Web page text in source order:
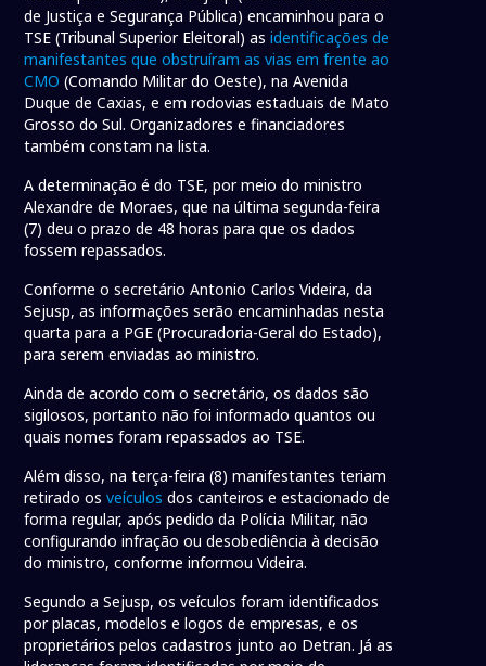
de Justiça e Segurança Pública) encaminhou para o
TSE (Tribunal Superior Eleitoral) asidentificações de
manifestantes que obstruíram as vias em frente ao
CMO (Comando Militar do Oeste), na Avenida
Duque de Caxias, e em rodovias estaduais de Mato
Grosso do Sul. Organizadores e financiadores
também constam na lista.
A determinação é do TSE, por meio do ministro
Alexandre de Moraes, que na última segunda-feira
(7) deu o prazo de 48 horas para que os dados
fossem repassados.
Conforme o secretário Antonio Carlos Videira, da
Sejusp, as informações serão encaminhadas nesta
quarta para a PGE (Procuradoria-Geral do Estado),
para serem enviadas ao ministro.
Ainda de acordo com o secretário, os dados são
sigilosos, portanto não foi informado quantos ou
quais nomes foram repassados ao TSE.
Além disso, na terça-feira (8) manifestantes teriam
retirado osveículos dos canteiros e estacionado de
forma regular, após pedido da Polícia Militar, não
configurando infração ou desobediência à decisão
do ministro, conforme informou Videira.
Segundo a Sejusp, os veículos foram identificados
por placas, modelos e logos de empresas, e os
proprietários pelos cadastros junto ao Detran. Já as